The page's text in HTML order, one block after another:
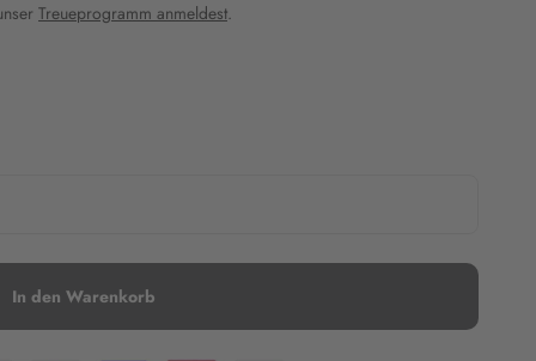
Treueprogramm anmeldest.
In den Warenkorb